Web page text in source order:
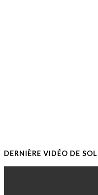
DERNIÈRE VIDÉO DE